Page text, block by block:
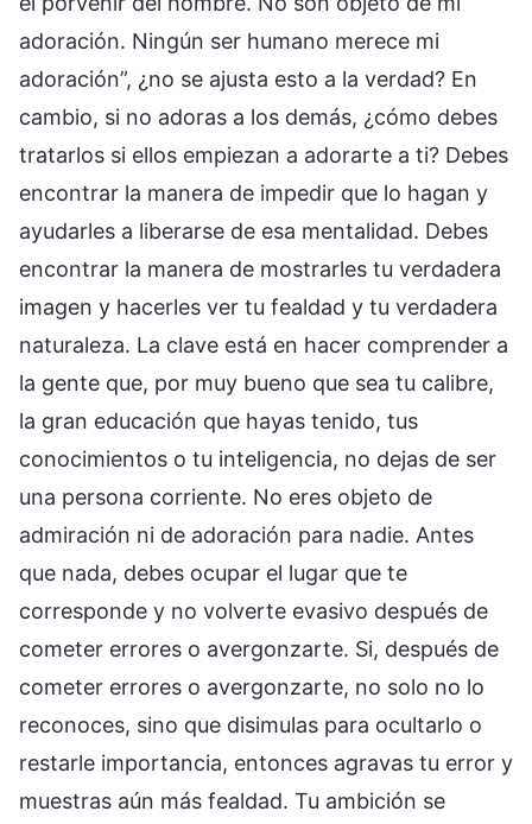
adoración. Ningún ser humano merece mi
adoración”, ¿no se ajusta esto a la verdad? En
cambio, si no adoras a los demás, ¿cómo debes
tratarlos si ellos empiezan a adorarte a ti? Debes
encontrar la manera de impedir que lo hagan y
ayudarles a liberarse de esa mentalidad. Debes
encontrar la manera de mostrarles tu verdadera
imagen y hacerles ver tu fealdad y tu verdadera
naturaleza. La clave está en hacer comprender a
la gente que, por muy bueno que sea tu calibre,
la gran educación que hayas tenido, tus
conocimientos o tu inteligencia, no dejas de ser
una persona corriente. No eres objeto de
admiración ni de adoración para nadie. Antes
que nada, debes ocupar el lugar que te
corresponde y no volverte evasivo después de
cometer errores o avergonzarte. Si, después de
cometer errores o avergonzarte, no solo no lo
reconoces, sino que disimulas para ocultarlo o
restarle importancia, entonces agravas tu error y
muestras aún más fealdad. Tu ambición se